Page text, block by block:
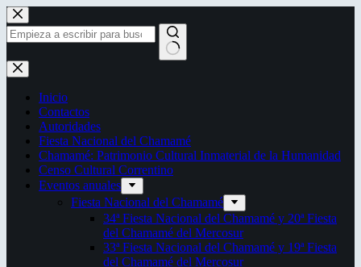
Saltar
al
contenido
Sin
resultados
Inicio
Contactos
Autoridades
Fiesta Nacional del Chamamé
Chamamé: Patrimonio Cultural Inmaterial de la Humanidad
Censo Cultural Correntino
Eventos anuales
Fiesta Nacional del Chamamé
34ª Fiesta Nacional del Chamamé y 20ª Fiesta
del Chamamé del Mercosur
33ª Fiesta Nacional del Chamamé y 19ª Fiesta
del Chamamé del Mercosur